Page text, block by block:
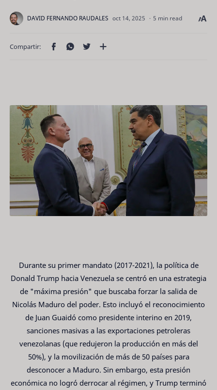
5 min read
Durante su primer mandato (2017-2021), la política de
Donald Trump hacia Venezuela se centró en una estrategia
de "máxima presión" que buscaba forzar la salida de
Nicolás Maduro del poder. Esto incluyó el reconocimiento
de Juan Guaidó como presidente interino en 2019,
sanciones masivas a las exportaciones petroleras
venezolanas (que redujeron la producción en más del
50%), y la movilización de más de 50 países para
desconocer a Maduro. Sin embargo, esta presión
económica no logró derrocar al régimen, y Trump terminó